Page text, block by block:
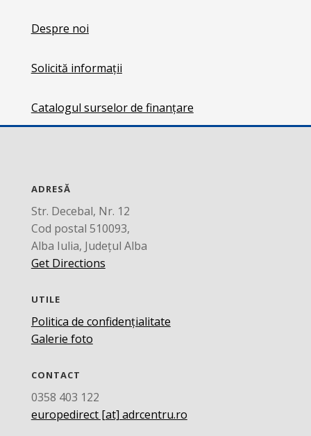
Despre noi
Solicită informații
Catalogul surselor de finanțare
ADRESĂ
Str. Decebal, Nr. 12
Cod postal 510093,
Alba Iulia, Județul Alba
Get Directions
UTILE
Politica de confidențialitate
Galerie foto
CONTACT
0358 403 122
europedirect [at] adrcentru.ro